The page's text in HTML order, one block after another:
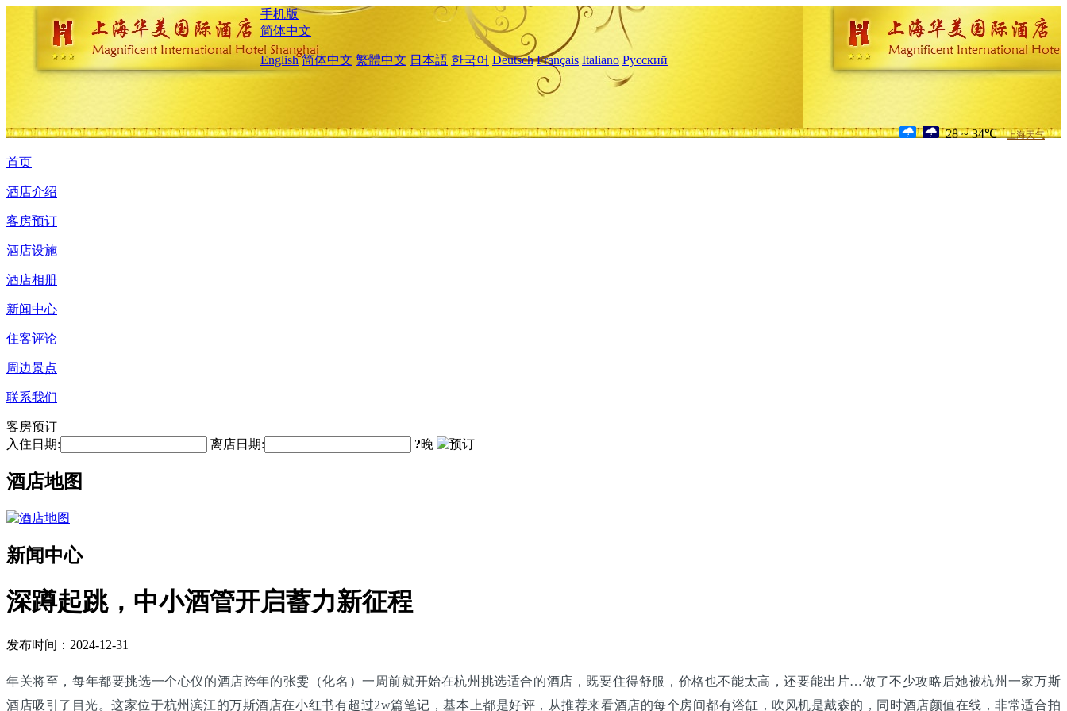
手机版
简体中文
English 简体中文 繁體中文 日本語 한국어 Deutsch Français Italiano Русский
28 ~ 34℃ 上海天气
首页
酒店介绍
客房预订
酒店设施
酒店相册
新闻中心
住客评论
周边景点
联系我们
客房预订
入住日期:
离店日期: ?晚
酒店地图
新闻中心
深蹲起跳，中小酒管开启蓄力新征程
发布时间：2024-12-31
年关将至，每年都要挑选一个心仪的酒店跨年的张雯（化名）一周前就开始在杭州挑选适合的酒店，既要住得舒服，价格也不能太高，还要能出片…做了不少攻略后她被杭州一家万斯
酒店吸引了目光。这家位于杭州滨江的万斯酒店在小红书有超过2w篇笔记，基本上都是好评，从推荐来看酒店的每个房间都有浴缸，吹风机是戴森的，同时酒店颜值在线，非常适合拍